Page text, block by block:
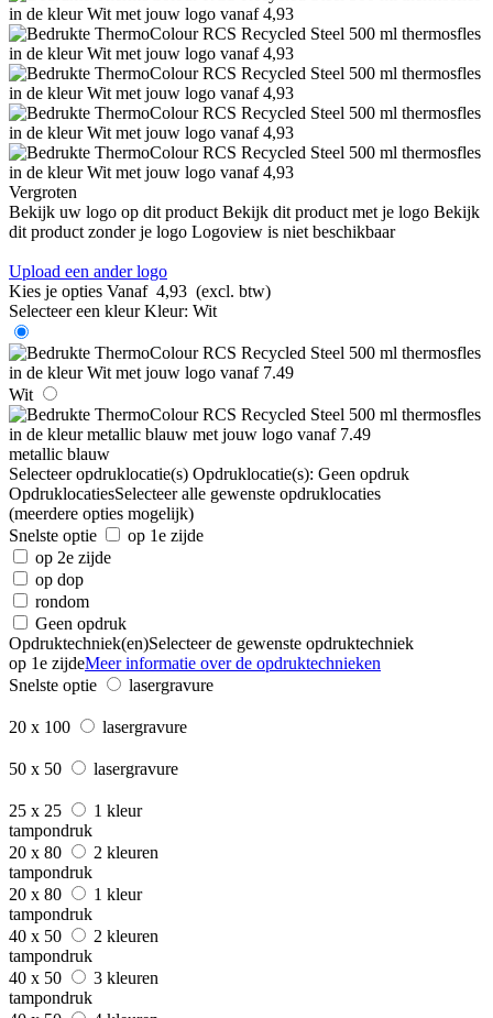
Vergroten
Bekijk uw logo op dit product Bekijk dit product met je logo Bekijk
dit product zonder je logo Logoview is niet beschikbaar
Upload een ander logo
Kies je opties Vanaf 4,93 (excl. btw)
Selecteer een kleur Kleur: Wit
Wit
metallic blauw
Selecteer opdruklocatie(s) Opdruklocatie(s): Geen opdruk
OpdruklocatiesSelecteer alle gewenste opdruklocaties
(meerdere opties mogelijk)
Snelste optie
op 1e zijde
op 2e zijde
op dop
rondom
Geen opdruk
Opdruktechniek(en)Selecteer de gewenste opdruktechniek
op 1e zijdeMeer informatie over de opdruktechnieken
Snelste optie
lasergravure
20 x 100 lasergravure
50 x 50 lasergravure
25 x 25
1 kleur
tampondruk
20 x 80
2 kleuren
tampondruk
20 x 80
1 kleur
tampondruk
40 x 50
2 kleuren
tampondruk
40 x 50
3 kleuren
tampondruk